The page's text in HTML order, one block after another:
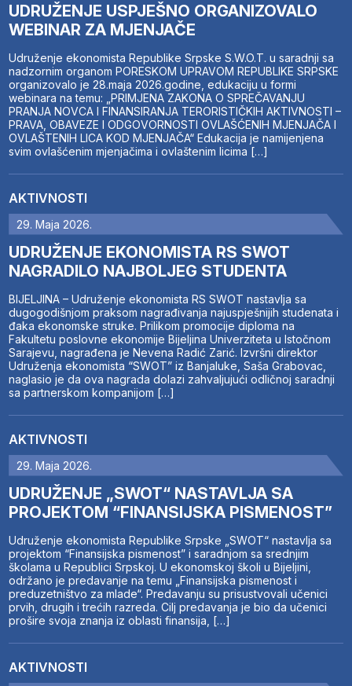
UDRUŽENJE USPJEŠNO ORGANIZOVALO
WEBINAR ZA MJENJAČE
Udruženje ekonomista Republike Srpske S.W.O.T. u saradnji sa
nadzornim organom PORESKOM UPRAVOM REPUBLIKE SRPSKE
organizovalo je 28.maja 2026.godine, edukaciju u formi
webinara na temu: „PRIMJENA ZAKONA O SPREČAVANJU
PRANJA NOVCA I FINANSIRANJA TERORISTIČKIH AKTIVNOSTI –
PRAVA, OBAVEZE I ODGOVORNOSTI OVLAŠĆENIH MJENJAČA I
OVLAŠTENIH LICA KOD MJENJAČA“ Edukacija je namijenjena
svim ovlašćenim mjenjačima i ovlaštenim licima […]
AKTIVNOSTI
29. Maja 2026.
UDRUŽENJE EKONOMISTA RS SWOT
NAGRADILO NAJBOLJEG STUDENTA
BIJELJINA – Udruženje ekonomista RS SWOT nastavlja sa
dugogodišnjom praksom nagrađivanja najuspješnijih studenata i
đaka ekonomske struke. Prilikom promocije diploma na
Fakultetu poslovne ekonomije Bijeljina Univerziteta u Istočnom
Sarajevu, nagrađena je Nevena Radić Zarić. Izvršni direktor
Udruženja ekonomista “SWOT” iz Banjaluke, Saša Grabovac,
naglasio je da ova nagrada dolazi zahvaljujući odličnoj saradnji
sa partnerskom kompanijom […]
AKTIVNOSTI
29. Maja 2026.
UDRUŽENJE „SWOT“ NASTAVLJA SA
PROJEKTOM “FINANSIJSKA PISMENOST”
Udruženje ekonomista Republike Srpske „SWOT“ nastavlja sa
projektom “Finansijska pismenost” i saradnjom sa srednjim
školama u Republici Srpskoj. U ekonomskoj školi u Bijeljini,
održano je predavanje na temu „Finansijska pismenost i
preduzetništvo za mlade“. Predavanju su prisustvovali učenici
prvih, drugih i trećih razreda. Cilj predavanja je bio da učenici
prošire svoja znanja iz oblasti finansija, […]
AKTIVNOSTI